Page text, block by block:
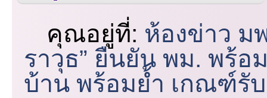
คุณอยู่ที่: ห้องข่าว ม
ราวุธ” ยืนยัน พม. พร้อ
บ้าน พร้อมย้ำ เกณฑ์รั